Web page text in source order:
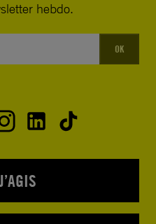
hebdo.
OK
J’AGIS